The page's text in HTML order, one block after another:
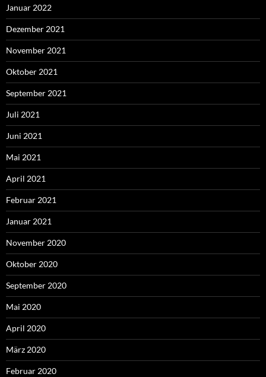
Januar 2022
Dezember 2021
November 2021
Oktober 2021
September 2021
Juli 2021
Juni 2021
Mai 2021
April 2021
Februar 2021
Januar 2021
November 2020
Oktober 2020
September 2020
Mai 2020
April 2020
März 2020
Februar 2020